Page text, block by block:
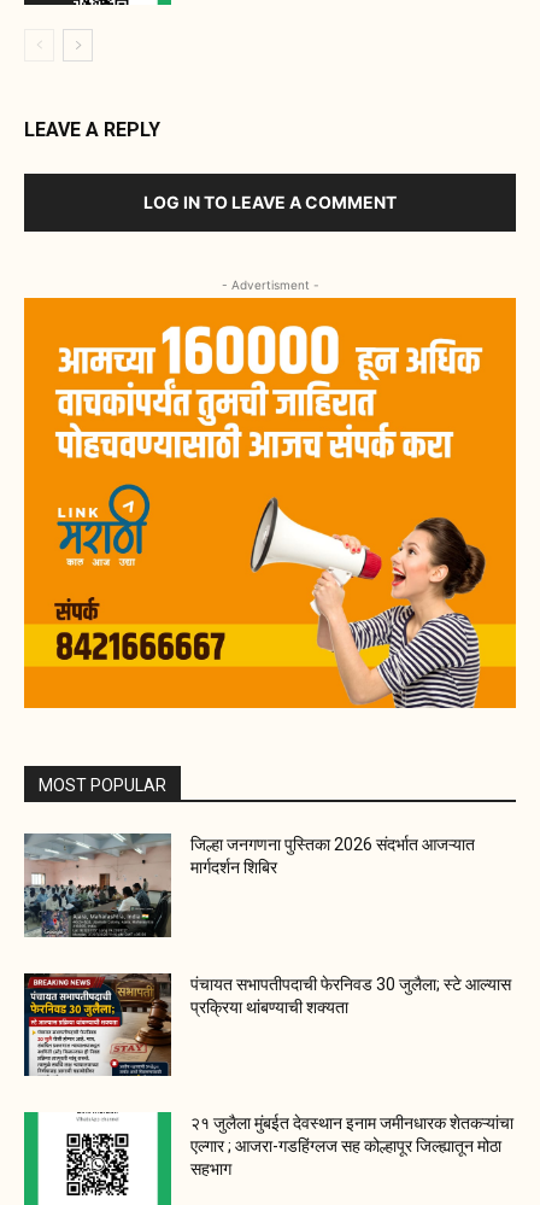
LEAVE A REPLY
LOG IN TO LEAVE A COMMENT
- Advertisment -
MOST POPULAR
जिल्हा जनगणना पुस्तिका 2026 संदर्भात आजऱ्यात
मार्गदर्शन शिबिर
पंचायत सभापतीपदाची फेरनिवड 30 जुलैला; स्टे आल्यास
प्रक्रिया थांबण्याची शक्यता
२१ जुलैला मुंबईत देवस्थान इनाम जमीनधारक शेतकऱ्यांचा
एल्गार ; आजरा-गडहिंग्लज सह कोल्हापूर जिल्ह्यातून मोठा
सहभाग